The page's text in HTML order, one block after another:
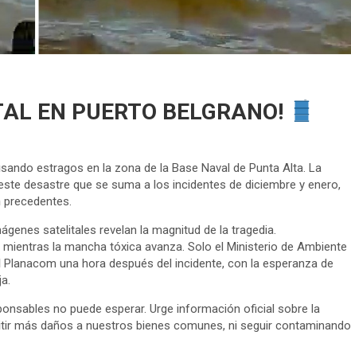
EN PUERTO BELGRANO!
estragos en la zona de la Base Naval de Punta Alta. La
desastre que se suma a los incidentes de diciembre y enero,
satelitales revelan la magnitud de la tragedia.
la mancha tóxica avanza. Solo el Ministerio de Ambiente
una hora después del incidente, con la esperanza de
no puede esperar. Urge información oficial sobre la
más daños a nuestros bienes comunes, ni seguir contaminando